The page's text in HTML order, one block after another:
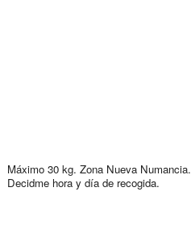
Máximo 30 kg. Zona Nueva Numancia.
Decidme hora y día de recogida.